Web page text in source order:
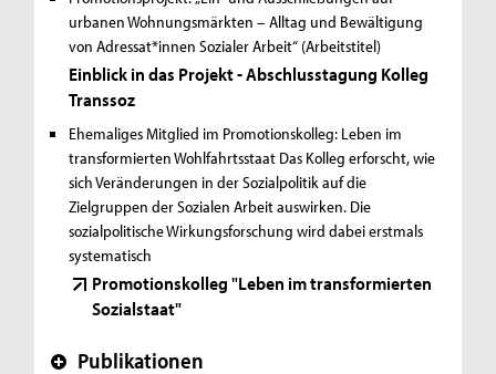
urbanen Wohnungsmärkten – Alltag und Bewältigung
von Adressat*innen Sozialer Arbeit“ (Arbeitstitel)
Einblick in das Projekt - Abschlusstagung Kolleg
Transsoz
Ehemaliges Mitglied im Promotionskolleg: Leben im
transformierten Wohlfahrtsstaat Das Kolleg erforscht, wie
sich Veränderungen in der Sozialpolitik auf die
Zielgruppen der Sozialen Arbeit auswirken. Die
sozialpolitische Wirkungsforschung wird dabei erstmals
systematisch
Promotionskolleg "Leben im transformierten
Sozialstaat"
+ Publikationen